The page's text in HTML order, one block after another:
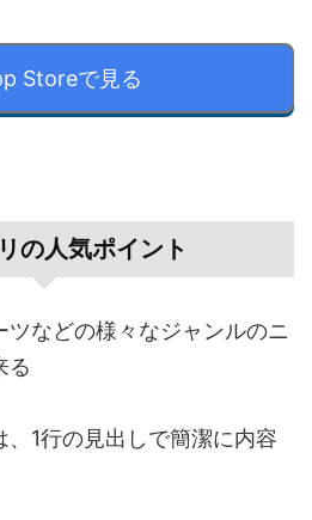
Storeで見る
の人気ポイント
ツなどの様々なジャンルのニ
る
、1行の見出しで簡潔に内容